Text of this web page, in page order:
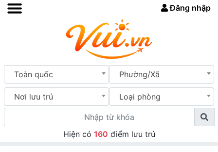
Đăng nhập
Toàn quốc Phường/Xã
Nơi lưu trú Loại phòng
Hiện có 160 điểm lưu trú